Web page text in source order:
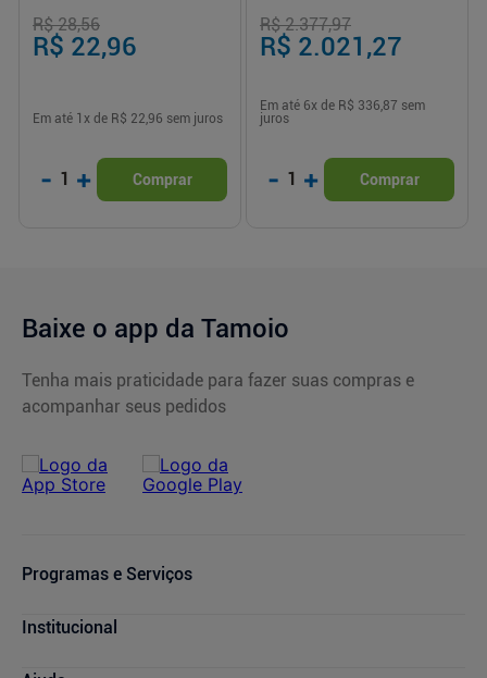
R$ 28,56
R$ 22,96
Em até 1 x de R$ 22,96 sem juros
- 1 + Comprar
R$ 2.377,97
R$ 2.021,27
Em até 6x de R$ 336,87 sem
juros
- 1 + Comprar
Baixe o app da Tamoio
Tenha mais praticidade para fazer suas compras e
acompanhar seus pedidos
Programas e Serviços
Serviços Farmacêuticos
Institucional